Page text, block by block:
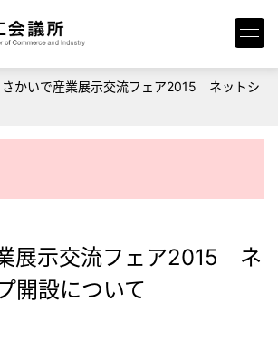
さかいで産業展示交流フェア2015 ネットシ
展示交流フェア2015 ネ
開設について